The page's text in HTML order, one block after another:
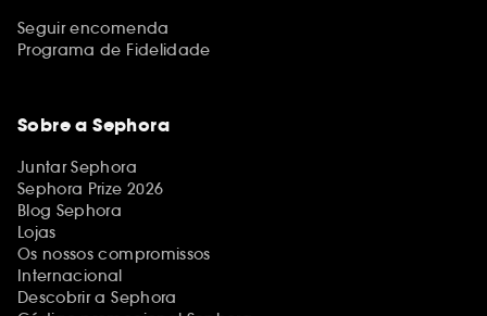
Seguir encomenda
Programa de Fidelidade
Sobre a Sephora
Juntar Sephora
Sephora Prize 2026
Blog Sephora
Lojas
Os nossos compromissos
Internacional
Descobrir a Sephora